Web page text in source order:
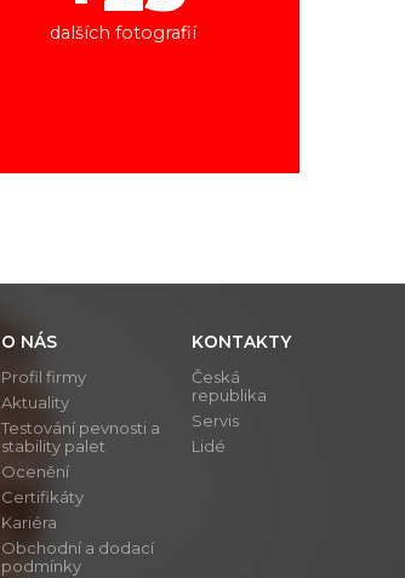
dalších fotografií
O NÁS
Profil firmy
Aktuality
Testování pevnosti a
stability palet
Ocenění
Certifikáty
Kariéra
Obchodní a dodací
podmínky
KONTAKTY
Česká
republika
Servis
Lidé